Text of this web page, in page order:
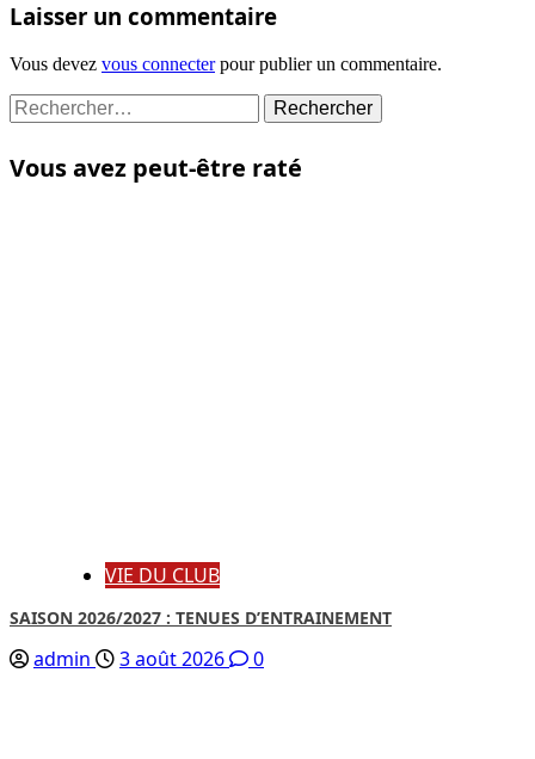
Laisser un commentaire
Vous devez vous connecterpour publier un commentaire.
Rechercher :
Vous avez peut-être raté
VIE DU CLUB
SAISON 2026/2027 : TENUES D’ENTRAINEMENT
admin 3 août 2026 0